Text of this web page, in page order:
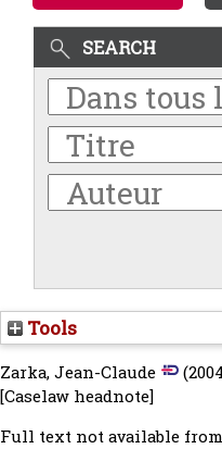
SEARCH
Tools
Zarka, Jean-Claude
[Caselaw headnote]
Full text not available